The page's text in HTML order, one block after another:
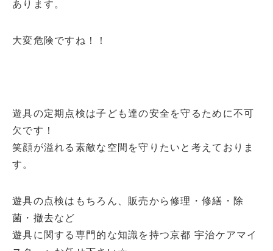
あります。
大変危険ですね！！
遊具の定期点検は子ども達の安全を守るために不可
欠です！
笑顔が溢れる素敵な空間を守りたいと考えておりま
す。
遊具の点検はもちろん、販売から修理・修繕・除
菌・撤去など
遊具に関する専門的な知識を持つ京都 宇治ケアマイ